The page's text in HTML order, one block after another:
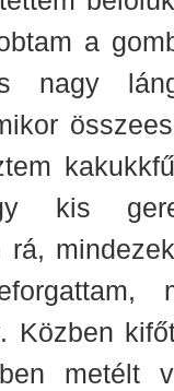
a
nagy
kis
rá,
Közben
metélt